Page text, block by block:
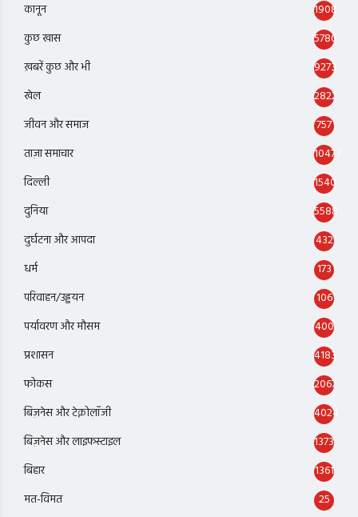
कानून
1908
कुछ खास
5780
ख़बरें कुछ और भी
9273
खेल
2822
जीवन और समाज
757
ताज़ा समाचार
10473
दिल्ली
1540
दुनिया
5588
दुर्घटना और आपदा
432
धर्म
173
परिवाहन/उड्डयन
106
पर्यावरण और मौसम
400
प्रशासन
4183
फोकस
2067
बिज़नेस और टेक्नोलॉजी
4024
बिज़नेस और लाइफस्टाइल
1373
बिहार
1361
मत-विमत
25